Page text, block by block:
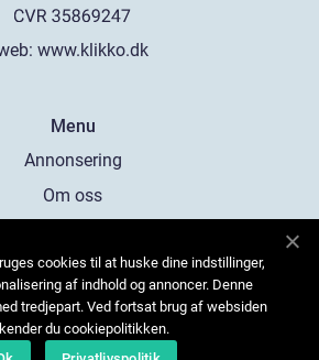
www.klikko.dk
Menu
Annonsering
Om oss
Kontakta oss
Sitemap
cookies til at huske dine indstillinger,
af indhold og annoncer. Denne
tredjepart. Ved fortsat brug af websiden
du cookiepolitikken.